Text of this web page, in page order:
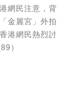
網民注意，背
金麗宮」外拍
港網民熱烈討
_89）